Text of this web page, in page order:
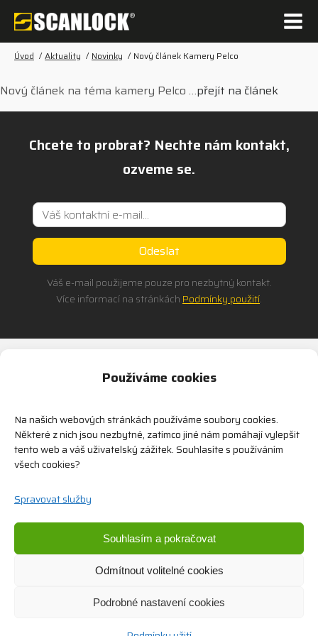
Používáme cookies
Na našich webových stránkách používáme soubory cookies.
Některé z nich jsou nezbytné, zatímco jiné nám pomáhají vylepšit
tento web a váš uživatelský zážitek. Souhlasíte s používáním
všech cookies?
Spravovat služby
Souhlasím a pokračovat
Odmítnout volitelné cookies
Podrobné nastavení cookies
Úvod / Aktuality / Novinky / Nový článek Kamery Pelco
Nový článek na téma kamery Pelco …přejít na článek
Chcete to probrat? Nechte nám kontakt,
ozveme se.
Váš e-mail použijeme pouze pro nezbytný kontakt.
Více informací na stránkách Podmínky použití.
Dodáváme bezpečnostní zařízení od předních
světových výrobců.
Efektivní a spolehlivé řešení na míru zařídíme i vám.